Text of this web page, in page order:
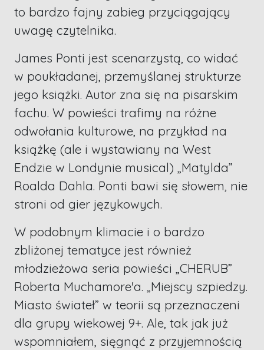
to bardzo fajny zabieg przyciągający
uwagę czytelnika.
James Ponti jest scenarzystą, co widać
w poukładanej, przemyślanej strukturze
jego książki. Autor zna się na pisarskim
fachu. W powieści trafimy na różne
odwołania kulturowe, na przykład na
książkę (ale i wystawiany na West
Endzie w Londynie musical) „Matylda”
Roalda Dahla. Ponti bawi się słowem, nie
stroni od gier językowych.
W podobnym klimacie i o bardzo
zbliżonej tematyce jest również
młodzieżowa seria powieści „CHERUB”
Roberta Muchamore'a. „Miejscy szpiedzy.
Miasto świateł” w teorii są przeznaczeni
dla grupy wiekowej 9+. Ale, tak jak już
wspomniałem, sięgnąć z przyjemnością